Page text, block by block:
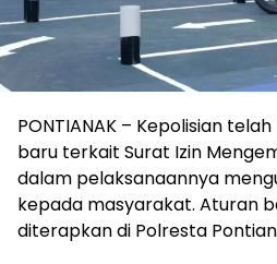
PONTIANAK – Kepolisian
baru terkait Surat Izin
dalam pelaksanaannya
kepada masyarakat. Aturan
diterapkan di Polresta